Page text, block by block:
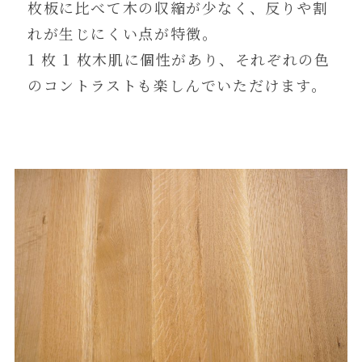
枚板に比べて木の収縮が少なく、反りや割
れが生じにくい点が特徴。
1 枚 1 枚木肌に個性があり、それぞれの色
のコントラストも楽しんでいただけます。